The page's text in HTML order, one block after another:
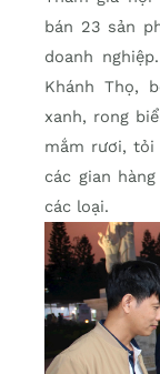
bán 23 sản
doanh
Khánh Thọ,
xanh, rong
mắm rươi, tỏi
các gian
các loại.